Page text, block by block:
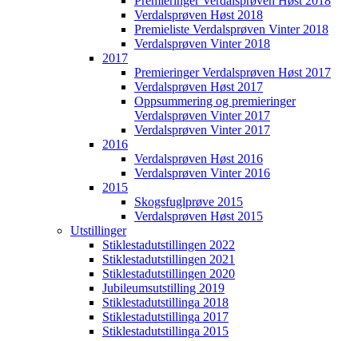
Verdalsprøven Høst 2018
Premieliste Verdalsprøven Vinter 2018
Verdalsprøven Vinter 2018
2017
Premieringer Verdalsprøven Høst 2017
Verdalsprøven Høst 2017
Oppsummering og premieringer
Verdalsprøven Vinter 2017
Verdalsprøven Vinter 2017
2016
Verdalsprøven Høst 2016
Verdalsprøven Vinter 2016
2015
Skogsfuglprøve 2015
Verdalsprøven Høst 2015
Utstillinger
Stiklestadutstillingen 2022
Stiklestadutstillingen 2021
Stiklestadutstillingen 2020
Jubileumsutstilling 2019
Stiklestadutstillinga 2018
Stiklestadutstillinga 2017
Stiklestadutstillinga 2015